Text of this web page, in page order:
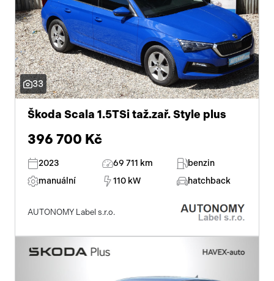
33
Škoda Scala 1.5TSi taž.zař. Style plus
396 700 Kč
2023 69 711 km
benzin
manuální
110 kW hatchback
AUTONOMY Label s.r.o.
Konec reklamy